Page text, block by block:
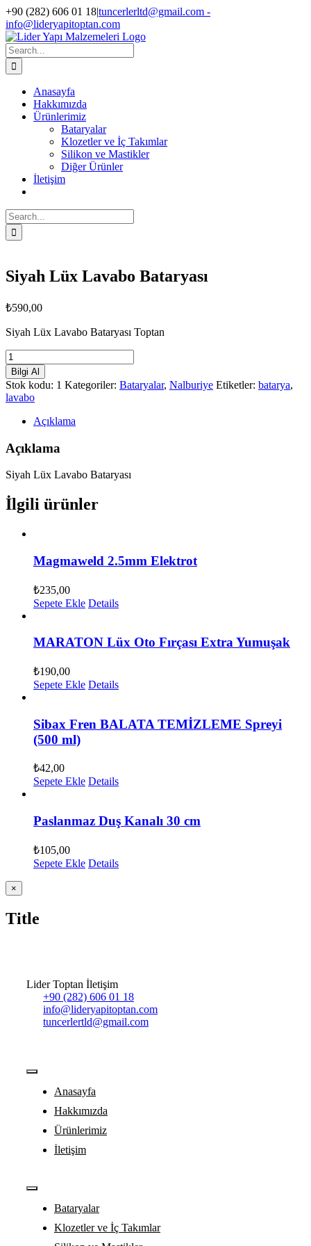
Skip
to
content
+90 (282) 606 01 18|tuncerlerltd@gmail.com -
info@lideryapitoptan.com
Facebook
Instagram
Search
for:
Anasayfa
Hakkımızda
Ürünlerimiz
Bataryalar
Klozetler ve İç Takımlar
Silikon ve Mastikler
Diğer Ürünler
İletişim
Search
for:
Siyah Lüx Lavabo Bataryası
₺590,00
Siyah Lüx Lavabo Bataryası Toptan
Siyah
Lüx
Lavabo
Bataryası
adet
Bilgi Al
Stok kodu: 1 Kategoriler: Bataryalar, Nalburiye Etiketler: batarya,
lavabo
Açıklama
Açıklama
Siyah Lüx Lavabo Bataryası
İlgili ürünler
Magmaweld 2.5mm Elektrot
₺235,00
Sepete Ekle Details
MARATON Lüx Oto Fırçası Extra Yumuşak
₺190,00
Sepete Ekle Details
Sibax Fren BALATA TEMİZLEME Spreyi
(500 ml)
₺42,00
Sepete Ekle Details
Paslanmaz Duş Kanalı 30 cm
₺105,00
Sepete Ekle Details
Close
product
view
×
Title
Lider Toptan İletişim
+90 (282) 606 01 18
info@lideryapitoptan.com
tuncerlertld@gmail.com
Toggle
NavigationAnasayfa
Hakkımızda
Ürünlerimiz
İletişim
Toggle
NavigationBataryalar
Klozetler ve İç Takımlar